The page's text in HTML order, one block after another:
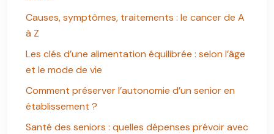
Causes, symptômes, traitements : le cancer de A
à Z
Les clés d’une alimentation équilibrée : selon l’âge
et le mode de vie
Comment préserver l’autonomie d’un senior en
établissement ?
Santé des seniors : quelles dépenses prévoir avec